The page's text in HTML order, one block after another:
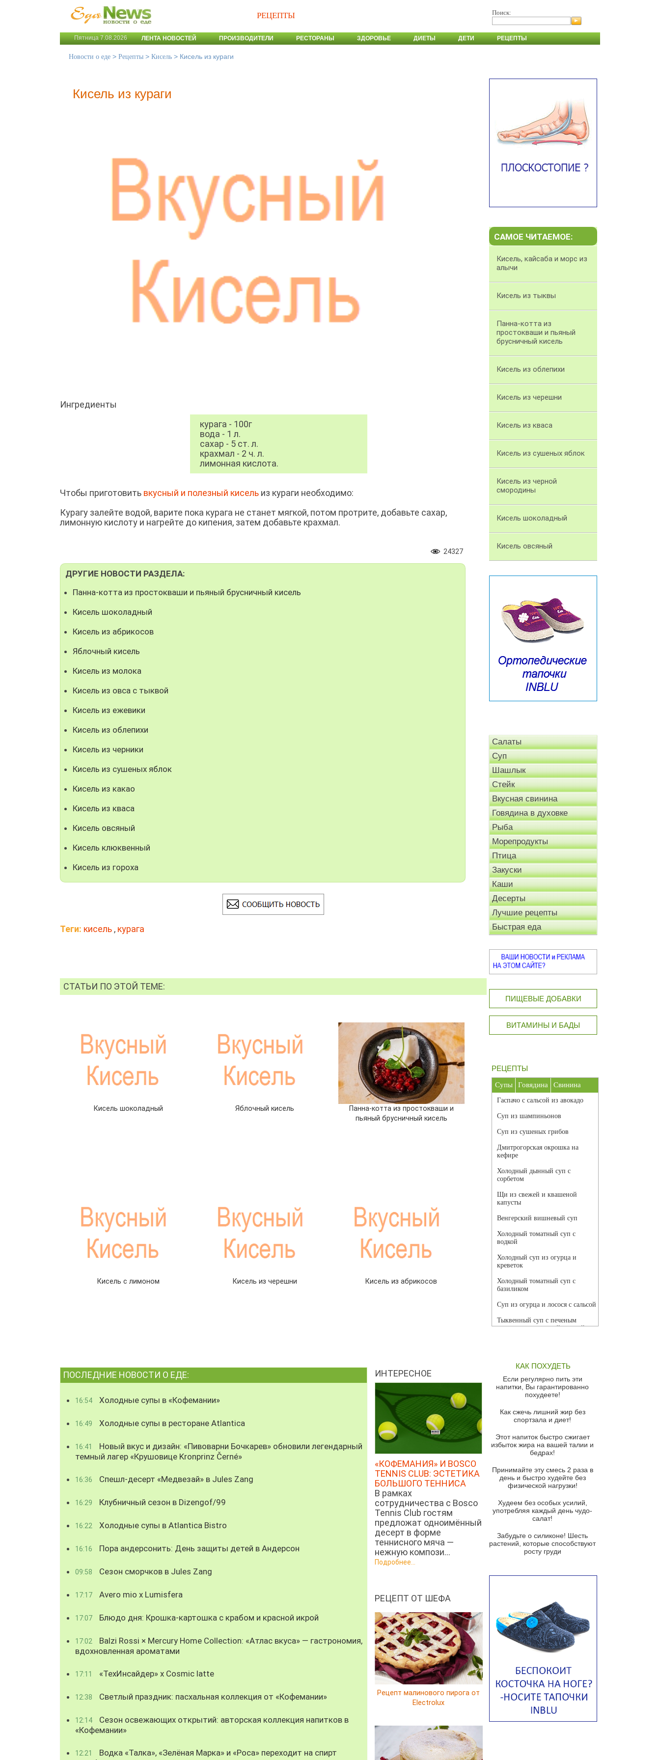
РЕЦЕПТЫ Поиск:
Пятница 7.08.2026 ЛЕНТА НОВОСТЕЙ ПРОИЗВОДИТЕЛИ РЕСТОРАНЫ ЗДОРОВЬЕ ДИЕТЫ ДЕТИ РЕЦЕПТЫ
Новости о еде > Рецепты > Кисель > Кисель из кураги
Кисель из кураги
Ингредиенты
курага - 100г
вода - 1 л.
сахар - 5 ст. л.
крахмал - 2 ч. л.
лимонная кислота.
Чтобы приготовить вкусный и полезный кисель из кураги необходимо:
Курагу залейте водой, варите пока курага не станет мягкой, потом протрите, добавьте сахар,
лимонную кислоту и нагрейте до кипения, затем добавьте крахмал.
24327
ДРУГИЕ НОВОСТИ РАЗДЕЛА:
Панна-котта из простокваши и пьяный брусничный кисель
Кисель шоколадный
Кисель из абрикосов
Яблочный кисель
Кисель из молока
Кисель из овса с тыквой
Кисель из ежевики
Кисель из облепихи
Кисель из черники
Кисель из сушеных яблок
Кисель из какао
Кисель из кваса
Кисель овсяный
Кисель клюквенный
Кисель из гороха
Теги: кисель , курага
СТАТЬИ ПО ЭТОЙ ТЕМЕ:
Кисель шоколадный Яблочный кисель
Панна-котта из простокваши и
пьяный брусничный кисель
Кисель с лимоном Кисель из черешни Кисель из абрикосов
ПОСЛЕДНИЕ НОВОСТИ О ЕДЕ:
16:54 Холодные супы в «Кофемании»
16:49 Холодные супы в ресторане Atlantica
16:41
Новый вкус и дизайн: «Пивоварни Бочкарев» обновили легендарный
темный лагер «Крушовице Kronprinz Černé»
16:36 Спешл-десерт «Медвезай» в Jules Zang
16:29 Клубничный сезон в Dizengof/99
16:22 Холодные супы в Atlantica Bistro
16:16 Пора андерсонить: День защиты детей в Андерсон
09:58 Сезон сморчков в Jules Zang
17:17 Avero mio x Lumisfera
17:07 Блюдо дня: Крошка-картошка с крабом и красной икрой
17:02
Balzi Rossi × Mercury Home Collection: «Атлас вкуса» — гастрономия,
вдохновленная ароматами
17:11 «ТехИнсайдер» х Cosmic latte
12:38 Светлый праздник: пасхальная коллекция от «Кофемании»
12:14
Сезон освежающих открытий: авторская коллекция напитков в
«Кофемании»
12:21
Водка «Талка», «Зелёная Марка» и «Роса» переходит на спирт
ИНТЕРЕСНОЕ
«КОФЕМАНИЯ» И BOSCO
TENNIS CLUB: ЭСТЕТИКА
БОЛЬШОГО ТЕННИСА
В рамках
сотрудничества с Bosco
Tennis Club гостям
предложат одноимённый
десерт в форме
теннисного мяча —
нежную компози...
Подробнее...
РЕЦЕПТ ОТ ШЕФА
Рецепт малинового пирога от
Electrolux
САМОЕ ЧИТАЕМОЕ:
Кисель, кайсаба и морс из
алычи
Кисель из тыквы
Панна-котта из
простокваши и пьяный
брусничный кисель
Кисель из облепихи
Кисель из черешни
Кисель из кваса
Кисель из сушеных яблок
Кисель из черной
смородины
Кисель шоколадный
Кисель овсяный
Салаты
Суп
Шашлык
Стейк
Вкусная свинина
Говядина в духовке
Рыба
Морепродукты
Птица
Закуски
Каши
Десерты
Лучшие рецепты
Быстрая еда
ПИЩЕВЫЕ ДОБАВКИ
ВИТАМИНЫ И БАДЫ
РЕЦЕПТЫ
Супы Говядина Свинина
Гаспачо с сальсой из авокадо
Суп из шампиньонов
Суп из сушеных грибов
Дмитрогорская окрошка на
кефире
Холодный дынный суп с
сорбетом
Щи из свежей и квашеной
капусты
Венгерский вишневый суп
Холодный томатный суп с
водкой
Холодный суп из огурца и
креветок
Холодный томатный суп с
базиликом
Суп из огурца и лосося с сальсой
Тыквенный суп с печеным
чесноком и томатной сальсой
красного перца
Парижский луковый суп
Суп из спаржи и горошка с
Суп-крем из цветной капусты
Французский луковый суп
Суп из баклажанов с моцареллой
Грибной крем-суп с кростини с
козьим сыром
Суп мисо с зеленым луком и
тофу
из рукколы
Португальский чесночный суп с
Ирландский картофельный суп
Суп из пастернака
Пряный морковный суп во время
зимних холодов
Американский суп из красной
фасоли с сальсой гуакамоле
Острый чечевичный суп с
кремом из петрушки
Суп с лапшой рамен в
КАК ПОХУДЕТЬ
Если регулярно пить эти
напитки, Вы гарантированно
похудеете!
Как сжечь лишний жир без
спортзала и диет!
Этот напиток быстро сжигает
избыток жира на вашей талии и
бедрах!
Принимайте эту смесь 2 раза в
день и быстро худейте без
физической нагрузки!
Худеем без особых усилий,
употребляя каждый день чудо-
салат!
Забудьте о силиконе! Шесть
растений, которые способствуют
росту груди